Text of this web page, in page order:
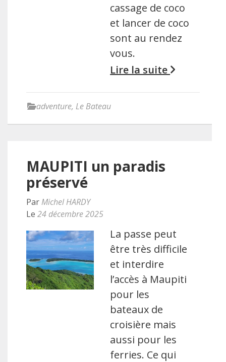
cassage de coco
et lancer de coco
sont au rendez
vous.
Lire la suite
adventure, Le Bateau
MAUPITI un paradis
préservé
ParMichel HARDY
Le 24 décembre 2025
La passe peut
être très difficile
et interdire
l’accès à Maupiti
pour les
bateaux de
croisière mais
aussi pour les
ferries. Ce qui